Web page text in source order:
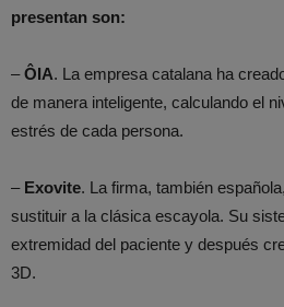
presentan son:
–ÔIA. La empresa catalana ha
de manera inteligente, calculando el
estrés de cada persona.
–Exovite. La firma, también
sustituir a la clásica escayola. Su
extremidad del paciente y después
3D.